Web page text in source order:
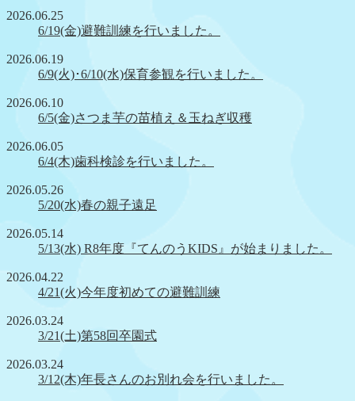
2026.06.25
6/19(金)避難訓練を行いました。
2026.06.19
6/9(火)･6/10(水)保育参観を行いました。
2026.06.10
6/5(金)さつま芋の苗植え＆玉ねぎ収穫
2026.06.05
6/4(木)歯科検診を行いました。
2026.05.26
5/20(水)春の親子遠足
2026.05.14
5/13(水) R8年度『てんのうKIDS』が始まりました。
2026.04.22
4/21(火)今年度初めての避難訓練
2026.03.24
3/21(土)第58回卒園式
2026.03.24
3/12(木)年長さんのお別れ会を行いました。